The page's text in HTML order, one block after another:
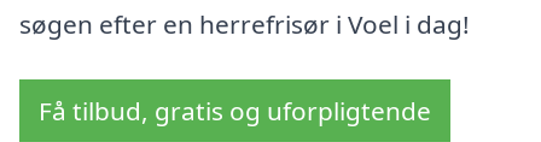
søgen efter en herrefrisør i Voel i dag!
Få tilbud, gratis og uforpligtende